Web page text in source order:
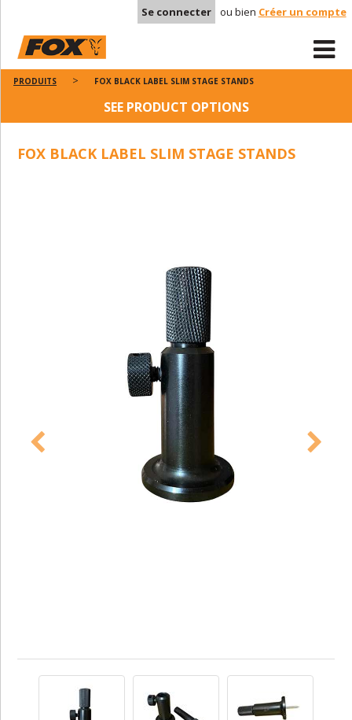
Se connecter ou bien Créer un compte
PRODUITS FOX BLACK LABEL SLIM STAGE STANDS
SEE PRODUCT OPTIONS
FOX BLACK LABEL SLIM STAGE STANDS